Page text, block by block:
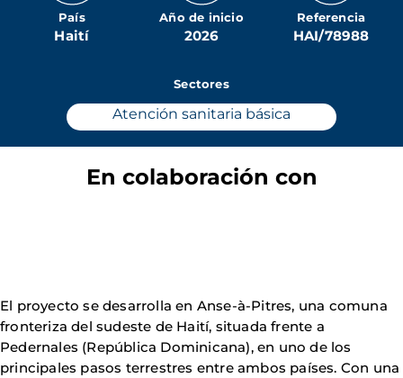
País
Haití
Año de inicio
2026
Referencia
HAI/78988
Sectores
Atención sanitaria básica
En colaboración con
El proyecto se desarrolla en Anse-à-Pitres, una comuna
fronteriza del sudeste de Haití, situada frente a
Pedernales (República Dominicana), en uno de los
principales pasos terrestres entre ambos países. Con una